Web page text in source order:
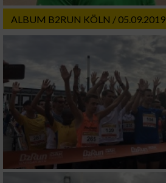
ALBUM B2RUN KÖLN / 05.09.2019